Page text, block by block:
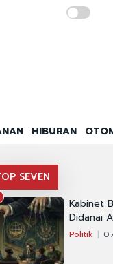
HIBURAN
SEVEN
Kabinet
Didanai
Politik